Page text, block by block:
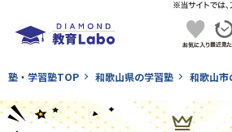
塾・学習塾TOP 和歌山県の学習塾 和歌山市